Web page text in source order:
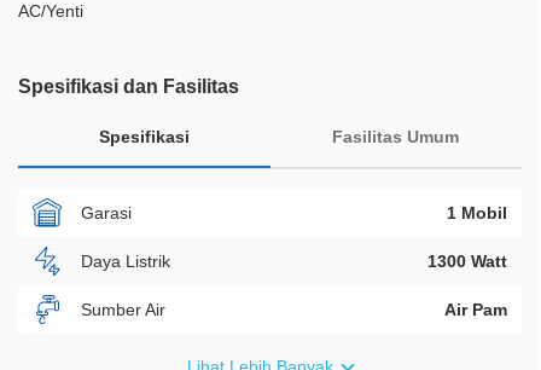
AC/Yenti
Spesifikasi dan Fasilitas
Spesifikasi Fasilitas Umum
Garasi 1 Mobil
Daya Listrik 1300 Watt
Sumber Air Air Pam